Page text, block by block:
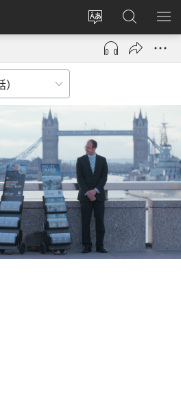
更
改
網
登
錄
（開
搜
尋
JW.ORG
顯